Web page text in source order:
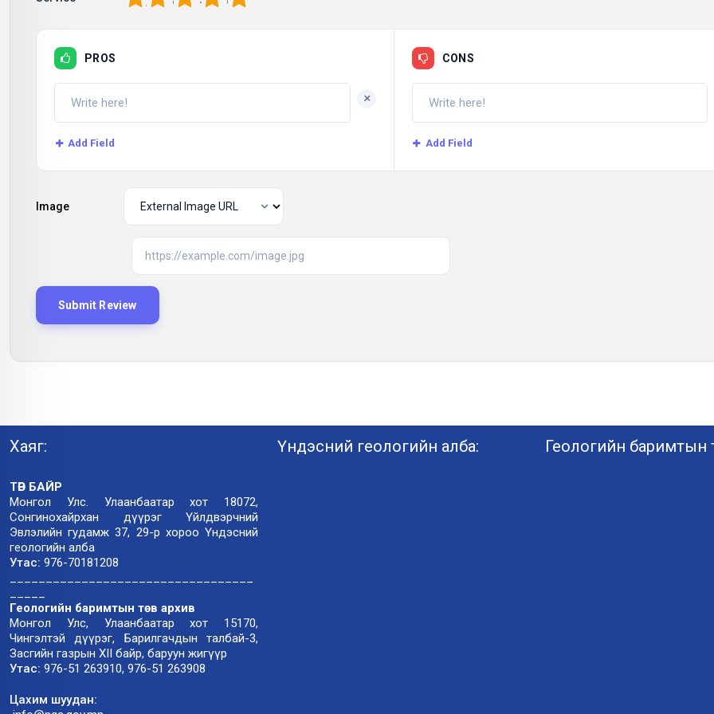
PROS
+
Add Field
CONS
Add Field
Image
Хаяг:
ТӨВ БАЙР
Монгол Улс. Улаанбаатар хот 18072,
Сонгинохайрхан дүүрэг Үйлдвэрчний
Эвлэлийн гудамж 37, 29-р хороо Үндэсний
геологийн алба
Утас: 976-70181208
Геологийн баримтын төв архив
Монгол Улс, Улаанбаатар хот 15170,
Чингэлтэй дүүрэг, Барилгачдын талбай-3,
Засгийн газрын XII байр, баруун жигүүр
Утас: 976-51 263910, 976-51 263908
Цахим шуудан:
Үндэсний геологийн алба: Геологийн баримтын